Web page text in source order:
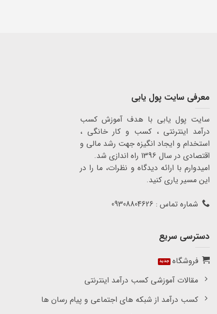
معرفی سایت پول یابی
سایت پول یابی با هدف آموزش کسب
درآمد اینترنتی ، کسب و کار خانگی ،
استخدام و ایجاد انگیزه جهت رشد مالی و
اقتصادی در سال 1396 راه اندازی شد.
امیدوارم با ارائه دیدگاه و نظرات، ما را در
این مسیر یاری کنید.
شماره تماس : 09308804626
دسترسی سریع
فروشگاه
مقالات آموزشی کسب درآمد اینترنتی
کسب درآمد از شبکه های اجتماعی و پیام رسان ها